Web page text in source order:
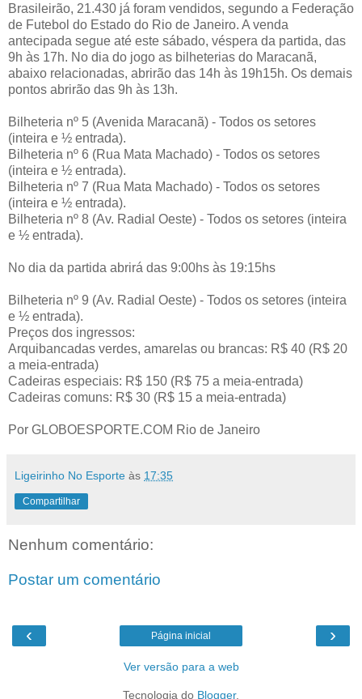
Brasileirão, 21.430 já foram vendidos, segundo a Federação
de Futebol do Estado do Rio de Janeiro. A venda
antecipada segue até este sábado, véspera da partida, das
9h às 17h. No dia do jogo as bilheterias do Maracanã,
abaixo relacionadas, abrirão das 14h às 19h15h. Os demais
pontos abrirão das 9h às 13h.
Bilheteria nº 5 (Avenida Maracanã) - Todos os setores
(inteira e ½ entrada).
Bilheteria nº 6 (Rua Mata Machado) - Todos os setores
(inteira e ½ entrada).
Bilheteria nº 7 (Rua Mata Machado) - Todos os setores
(inteira e ½ entrada).
Bilheteria nº 8 (Av. Radial Oeste) - Todos os setores (inteira
e ½ entrada).
No dia da partida abrirá das 9:00hs às 19:15hs
Bilheteria nº 9 (Av. Radial Oeste) - Todos os setores (inteira
e ½ entrada).
Preços dos ingressos:
Arquibancadas verdes, amarelas ou brancas: R$ 40 (R$ 20
a meia-entrada)
Cadeiras especiais: R$ 150 (R$ 75 a meia-entrada)
Cadeiras comuns: R$ 30 (R$ 15 a meia-entrada)
Por GLOBOESPORTE.COM Rio de Janeiro
Ligeirinho No Esporte às 17:35
Compartilhar
Nenhum comentário:
Postar um comentário
‹ ›
Página inicial
Ver versão para a web
Tecnologia do Blogger.